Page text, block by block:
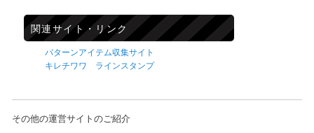
関連サイト・リンク
パターンアイテム収集サイト
キレチワワ ラインスタンプ
その他の運営サイトのご紹介